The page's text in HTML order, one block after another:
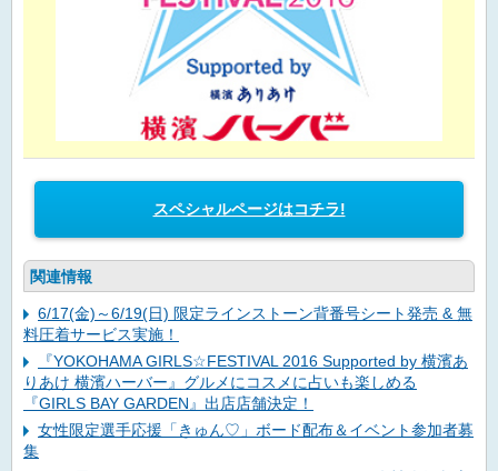
スペシャルページはコチラ!
関連情報
6/17(金)～6/19(日) 限定ラインストーン背番号シート発売 & 無
料圧着サービス実施！
『YOKOHAMA GIRLS☆FESTIVAL 2016 Supported by 横濱あ
りあけ 横濱ハーバー』グルメにコスメに占いも楽しめる
『GIRLS BAY GARDEN』出店店舗決定！
女性限定選手応援「きゅん♡」ボード配布＆イベント参加者募
集